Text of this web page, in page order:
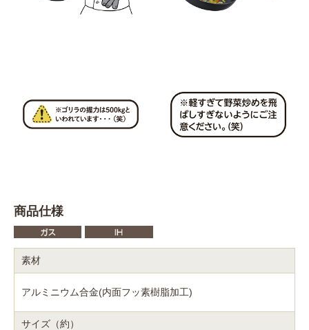
商品仕様
素材
アルミニウム合金(内面フッ素樹脂加工)
サイズ（約）